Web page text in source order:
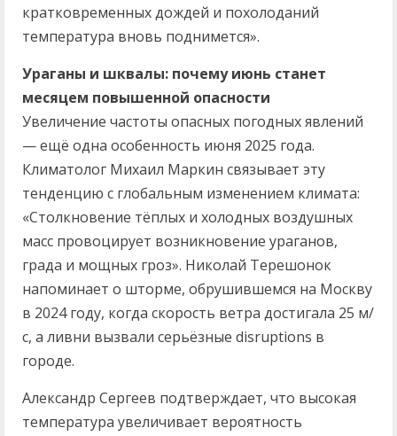
кратковременных дождей и похолоданий
температура вновь поднимется».
Ураганы и шквалы: почему июнь станет
месяцем повышенной опасности
Увеличение частоты опасных погодных явлений
— ещё одна особенность июня 2025 года.
Климатолог Михаил Маркин связывает эту
тенденцию с глобальным изменением климата:
«Столкновение тёплых и холодных воздушных
масс провоцирует возникновение ураганов,
града и мощных гроз». Николай Терешонок
напоминает о шторме, обрушившемся на Москву
в 2024 году, когда скорость ветра достигала 25 м/
с, а ливни вызвали серьёзные disruptions в
городе.
Александр Сергеев подтверждает, что высокая
температура увеличивает вероятность